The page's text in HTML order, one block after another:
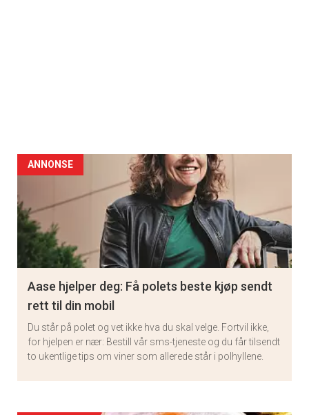
ANNONSE
Aase hjelper deg: Få polets beste kjøp sendt
rett til din mobil
Du står på polet og vet ikke hva du skal velge. Fortvil ikke,
for hjelpen er nær: Bestill vår sms-tjeneste og du får tilsendt
to ukentlige tips om viner som allerede står i polhyllene.